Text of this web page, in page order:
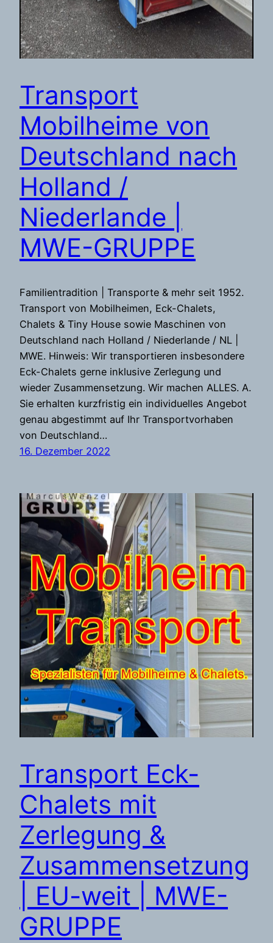
Transport
Mobilheime von
Deutschland nach
Holland /
Niederlande |
MWE-GRUPPE
Familientradition | Transporte & mehr seit 1952.
Transport von Mobilheimen, Eck-Chalets,
Chalets & Tiny House sowie Maschinen von
Deutschland nach Holland / Niederlande / NL |
MWE. Hinweis: Wir transportieren insbesondere
Eck-Chalets gerne inklusive Zerlegung und
wieder Zusammensetzung. Wir machen ALLES. A.
Sie erhalten kurzfristig ein individuelles Angebot
genau abgestimmt auf Ihr Transportvorhaben
von Deutschland…
16. Dezember 2022
Transport Eck-
Chalets mit
Zerlegung &
Zusammensetzung
| EU-weit | MWE-
GRUPPE